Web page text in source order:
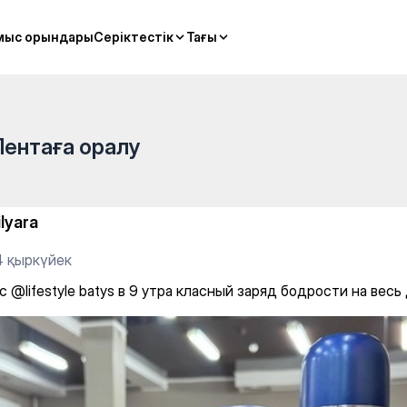
орындарыСеріктестік Тағы
орындарыСеріктестік Тағы
класный заряд
оралу
қыркүйек
@lifestyle batys в 9 утра класный заряд бодрости на